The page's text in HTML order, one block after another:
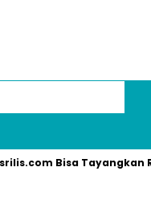
Bisa Tayangkan